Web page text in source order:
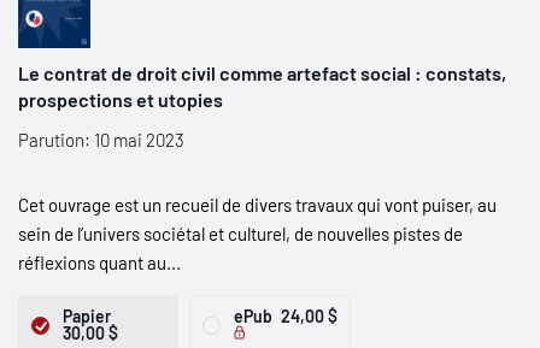
Le contrat de droit civil comme artefact social : constats,
prospections et utopies
Parution: 10 mai 2023
Cet ouvrage est un recueil de divers travaux qui vont puiser, au
sein de l’univers sociétal et culturel, de nouvelles pistes de
réflexions quant au...
Papier
30,00 $
ePub 24,00 $